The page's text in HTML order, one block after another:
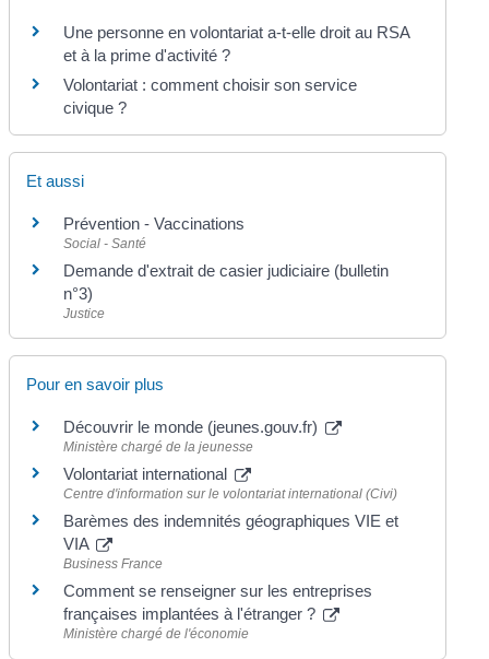
Une personne en volontariat a-t-elle droit au RSA
et à la prime d'activité ?
Volontariat : comment choisir son service
civique ?
Et aussi
Prévention - Vaccinations
Social - Santé
Demande d'extrait de casier judiciaire (bulletin
n°3)
Justice
Pour en savoir plus
Découvrir le monde (jeunes.gouv.fr)
Ministère chargé de la jeunesse
Volontariat international
Centre d'information sur le volontariat international (Civi)
Barèmes des indemnités géographiques VIE et
VIA
Business France
Comment se renseigner sur les entreprises
françaises implantées à l'étranger ?
Ministère chargé de l'économie